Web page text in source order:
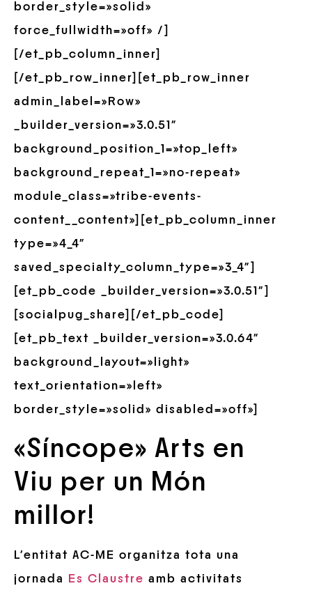
border_style=»solid»
force_fullwidth=»off» /]
[/et_pb_column_inner]
[/et_pb_row_inner][et_pb_row_inner
admin_label=»Row»
_builder_version=»3.0.51″
background_position_1=»top_left»
background_repeat_1=»no-repeat»
module_class=»tribe-events-
content__content»][et_pb_column_inner
type=»4_4″
saved_specialty_column_type=»3_4″]
[et_pb_code _builder_version=»3.0.51″]
[socialpug_share][/et_pb_code]
[et_pb_text _builder_version=»3.0.64″
background_layout=»light»
text_orientation=»left»
border_style=»solid» disabled=»off»]
«Síncope» Arts en
Viu per un Món
millor!
L’entitat AC-ME organitza tota una
jornada
Es Claustre amb activitats